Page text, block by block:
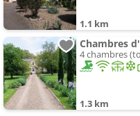
1.1 km
Chambres
4 chambres
1.3 km